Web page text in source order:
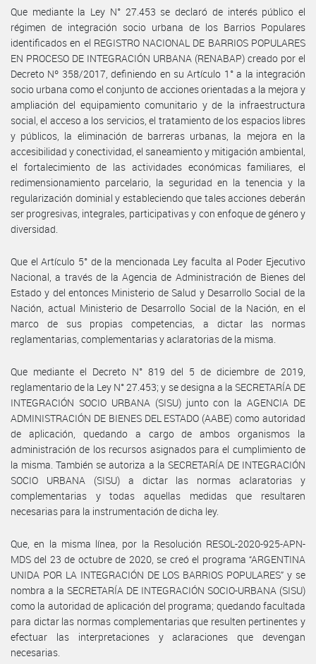
Que mediante la Ley N° 27.453 se declaró de interés público el
régimen de integración socio urbana de los Barrios Populares
identificados en el REGISTRO NACIONAL DE BARRIOS POPULARES
EN PROCESO DE INTEGRACIÓN URBANA (RENABAP) creado por el
Decreto Nº 358/2017, definiendo en su Artículo 1° a la integración
socio urbana como el conjunto de acciones orientadas a la mejora y
ampliación del equipamiento comunitario y de la infraestructura
social, el acceso a los servicios, el tratamiento de los espacios libres
y públicos, la eliminación de barreras urbanas, la mejora en la
accesibilidad y conectividad, el saneamiento y mitigación ambiental,
el fortalecimiento de las actividades económicas familiares, el
redimensionamiento parcelario, la seguridad en la tenencia y la
regularización dominial y estableciendo que tales acciones deberán
ser progresivas, integrales, participativas y con enfoque de género y
diversidad.
Que el Artículo 5° de la mencionada Ley faculta al Poder Ejecutivo
Nacional, a través de la Agencia de Administración de Bienes del
Estado y del entonces Ministerio de Salud y Desarrollo Social de la
Nación, actual Ministerio de Desarrollo Social de la Nación, en el
marco de sus propias competencias, a dictar las normas
reglamentarias, complementarias y aclaratorias de la misma.
Que mediante el Decreto N° 819 del 5 de diciembre de 2019,
reglamentario de la Ley N° 27.453; y se designa a la SECRETARÍA DE
INTEGRACIÓN SOCIO URBANA (SISU) junto con la AGENCIA DE
ADMINISTRACIÓN DE BIENES DEL ESTADO (AABE) como autoridad
de aplicación, quedando a cargo de ambos organismos la
administración de los recursos asignados para el cumplimiento de
la misma. También se autoriza a la SECRETARÍA DE INTEGRACIÓN
SOCIO URBANA (SISU) a dictar las normas aclaratorias y
complementarias y todas aquellas medidas que resultaren
necesarias para la instrumentación de dicha ley.
Que, en la misma línea, por la Resolución RESOL-2020-925-APN-
MDS del 23 de octubre de 2020, se creó el programa “ARGENTINA
UNIDA POR LA INTEGRACIÓN DE LOS BARRIOS POPULARES” y se
nombra a la SECRETARÍA DE INTEGRACIÓN SOCIO-URBANA (SISU)
como la autoridad de aplicación del programa; quedando facultada
para dictar las normas complementarias que resulten pertinentes y
efectuar las interpretaciones y aclaraciones que devengan
necesarias.